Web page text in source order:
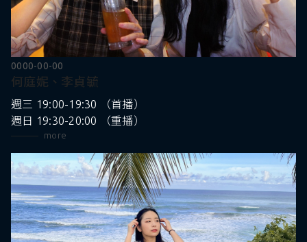
0000-00-00
何庭妮、李貞毓
週三 19:00-19:30 （首播）
週日 19:30-20:00 （重播）
more